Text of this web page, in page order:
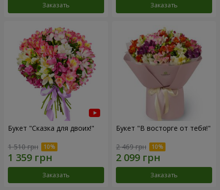
Заказать Заказать
Букет "Сказка для двоих!"
1 510 грн
Заказать
Букет "В восторге от тебя!"
2 469 грн
Заказать